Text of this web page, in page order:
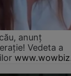
anunț
Vedeta a